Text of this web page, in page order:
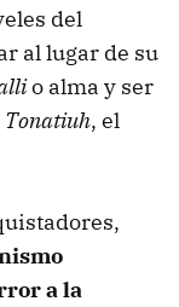
del
al lugar de su
o alma y ser
Tonatiuh, el
a la